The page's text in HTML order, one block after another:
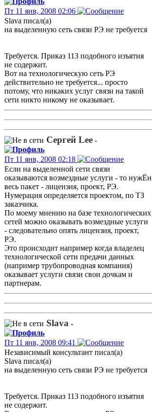
Пт 11 янв, 2008 02:06
Slava писал(а)
на выделенную сеть связи РЭ не требуется
Требуется. Приказ 113 подобного изъятия
не содержит.
Вот на технологическую сеть РЭ
действительно не требуется... просто
потому, что никаких услуг связи на такой
сети никто никому не оказывает.
Сергей Lee -
Пт 11 янв, 2008 02:18
Если на выделенной сети связи
оказываются возмездные услуги - то нужЁн
весь пакет - лицензия, проект, РЭ.
Нумерация определяется проектом, по ТЗ
заказчика.
По моему мнению на базе технологических
сетей можно оказывать возмездные услуги
- следовательно опять лицензия, проект,
РЭ.
Это происходит например когда владелец
технологической сети предачи данных
(например трубопроводная компания)
оказывает услуги связи свои дочкам и
партнерам.
Slava -
Пт 11 янв, 2008 09:41
Независимый консультант писал(а)
Slava писал(а)
на выделенную сеть связи РЭ не требуется
Требуется. Приказ 113 подобного изъятия
не содержит.